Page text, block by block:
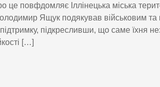
це повфдомляє Іллінецька міська
Ящук подякував військовим та
підтримку, підкресливши, що саме їхня
[…]